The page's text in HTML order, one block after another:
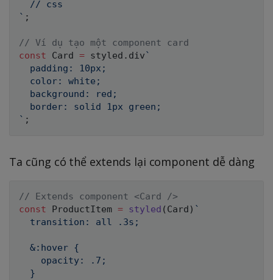
` ;
// Ví dụ tạo một component card
const Card = styled . div `
  padding: 10px;
  color: white;
  background: red;
` ;
Ta cũng có thể extends lại component dễ dàng
// Extends component <Card />
const ProductItem = styled ( Card ) `
  transition: all .3s;
  &:hover {
    opacity: .7;